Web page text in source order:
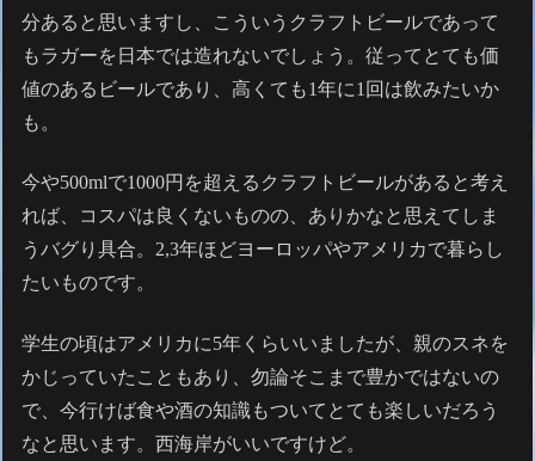
分あると思いますし、こういうクラフトビールであって
もラガーを日本では造れないでしょう。従ってとても価
値のあるビールであり、高くても1年に1回は飲みたいか
も。
今や500mlで1000円を超えるクラフトビールがあると考え
れば、コスパは良くないものの、ありかなと思えてしま
うバグり具合。2,3年ほどヨーロッパやアメリカで暮らし
たいものです。
学生の頃はアメリカに5年くらいいましたが、親のスネを
かじっていたこともあり、勿論そこまで豊かではないの
で、今行けば食や酒の知識もついてとても楽しいだろう
なと思います。西海岸がいいですけど。